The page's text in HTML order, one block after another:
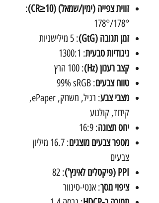
זווית צפייה (ימין/שמאל) (CR≥10)
:
‎178°/178°
זמן תגובה (GtG)
: ‎5 מילישניות
ניגודיות טבעית: ‎1300:1
קצב רענון (Hz)
: ‎100 הרץ
טווח צבעים: ‎99% sRGB
מצבי צבע
: רגיל, משחק, ePaper,
קידוד, קולנוע
יחס תצוגה: ‎16:9
מספר צבעים מוצגים
: ‎16.7 מיליון
צבעים
PPI (פיקסלים לאינץ')
: ‎82
ציפוי מסך: אנטי-סינוור